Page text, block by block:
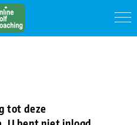
tot deze